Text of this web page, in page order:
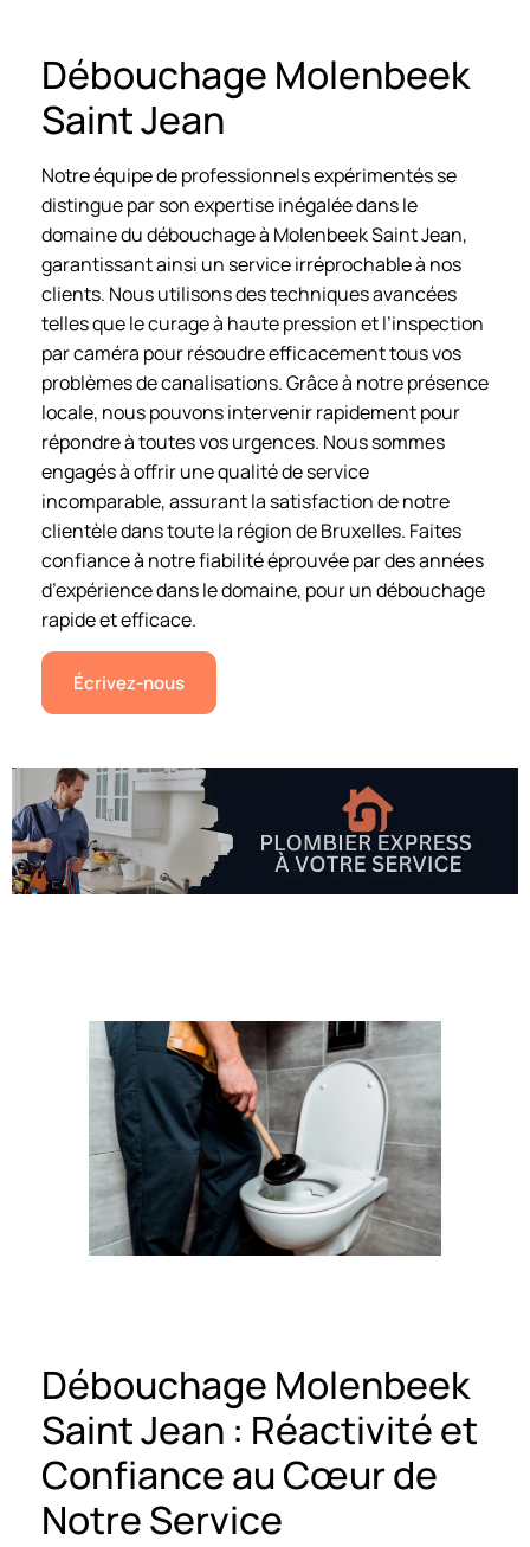
Débouchage Molenbeek
Saint Jean
Notre équipe de professionnels expérimentés se
distingue par son expertise inégalée dans le
domaine du débouchage à Molenbeek Saint Jean,
garantissant ainsi un service irréprochable à nos
clients. Nous utilisons des techniques avancées
telles que le curage à haute pression et l’inspection
par caméra pour résoudre efficacement tous vos
problèmes de canalisations. Grâce à notre présence
locale, nous pouvons intervenir rapidement pour
répondre à toutes vos urgences. Nous sommes
engagés à offrir une qualité de service
incomparable, assurant la satisfaction de notre
clientèle dans toute la région de Bruxelles. Faites
confiance à notre fiabilité éprouvée par des années
d’expérience dans le domaine, pour un débouchage
rapide et efficace.
Écrivez-nous
Débouchage Molenbeek
Saint Jean : Réactivité et
Confiance au Cœur de
Notre Service